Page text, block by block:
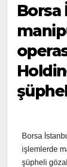
Borsa
Borsa
işlemlerde
şüpheli